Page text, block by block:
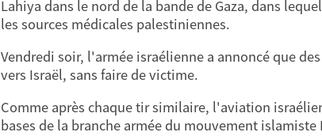
Lahiya dans le nord de la bande de Gaza, dans
les sources médicales palestiniennes.
Vendredi soir, l'armée israélienne a annoncé que
vers Israël, sans faire de victime.
Comme après chaque tir similaire, l'aviation
bases de la branche armée du mouvement islamiste